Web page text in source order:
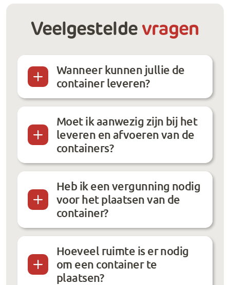
Veelgestelde vragen
Wanneer kunnen jullie de
container leveren?
Moet ik aanwezig zijn bij het
leveren en afvoeren van de
containers?
Heb ik een vergunning nodig
voor het plaatsen van de
container?
Hoeveel ruimte is er nodig
om een container te
plaatsen?